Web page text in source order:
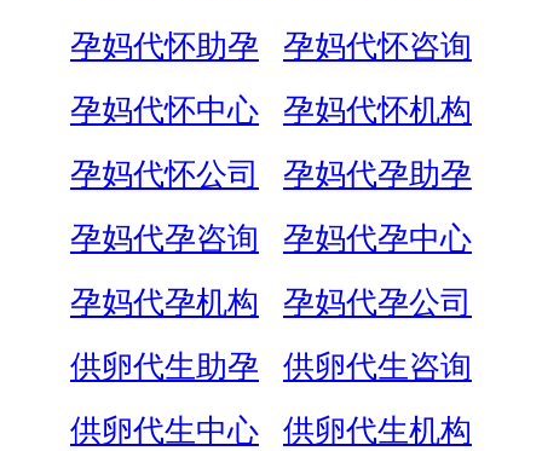
孕妈代怀助孕
孕妈代怀咨询
孕妈代怀中心
孕妈代怀机构
孕妈代怀公司
孕妈代孕助孕
孕妈代孕咨询
孕妈代孕中心
孕妈代孕机构
孕妈代孕公司
供卵代生助孕
供卵代生咨询
供卵代生中心
供卵代生机构